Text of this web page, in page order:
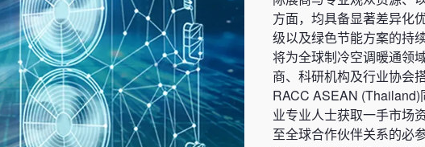
方面，均具备显著差异化
级以及绿色节能方案的持
将为全球制冷空调暖通领
商、科研机构及行业协会
RACC ASEAN
业专业人士获取一手市场
至全球合作伙伴关系的必